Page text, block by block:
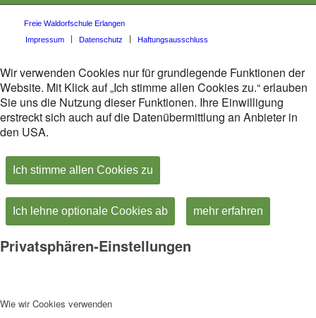
Freie Waldorfschule Erlangen
Impressum
Datenschutz Haftungsausschluss
Wir verwenden Cookies nur für grundlegende Funktionen der
Website. Mit Klick auf „Ich stimme allen Cookies zu.“ erlauben
Sie uns die Nutzung dieser Funktionen. Ihre Einwilligung
erstreckt sich auch auf die Datenübermittlung an Anbieter in
den USA.
Ich stimme allen Cookies zu
Ich lehne optionale Cookies ab mehr erfahren
Privatsphären-Einstellungen
Wie wir Cookies verwenden